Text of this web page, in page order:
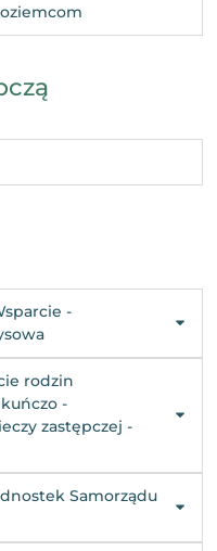
-
rodzin
-
zastępczej -
Samorządu